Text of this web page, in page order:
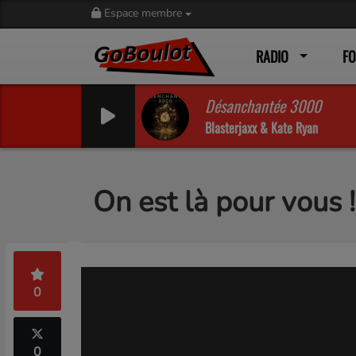
Espace membre
RADIO
Désanchantée 3000
Blasterjaxx & Kate Ryan
On est là pour vous
0
0